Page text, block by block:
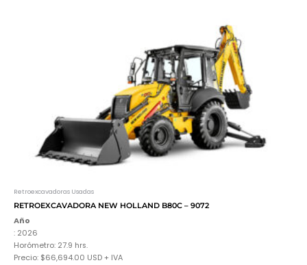
Retroexcavadoras Usadas
RETROEXCAVADORA NEW HOLLAND B80C – 9072
Año
: 2026
Horómetro: 27.9 hrs.
Precio: $66,694.00 USD + IVA